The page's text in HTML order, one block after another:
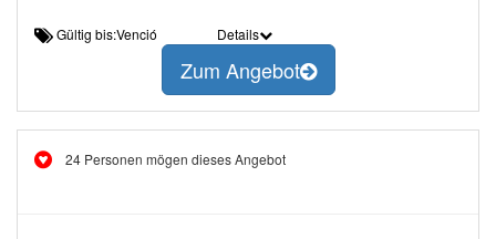
Gültig bis:Venció Details
Zum Angebot
24 Personen mögen dieses Angebot